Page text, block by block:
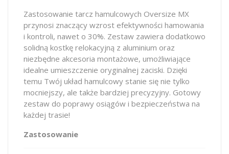
Zastosowanie tarcz hamulcowych Oversize MX
przynosi znaczący wzrost efektywności hamowania
i kontroli, nawet o 30%. Zestaw zawiera dodatkowo
solidną kostkę relokacyjną z aluminium oraz
niezbędne akcesoria montażowe, umożliwiające
idealne umieszczenie oryginalnej zaciski. Dzięki
temu Twój układ hamulcowy stanie się nie tylko
mocniejszy, ale także bardziej precyzyjny. Gotowy
zestaw do poprawy osiągów i bezpieczeństwa na
każdej trasie!
Zastosowanie